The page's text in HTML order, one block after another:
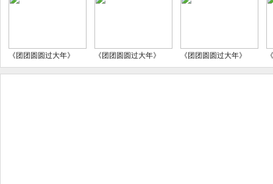
《团团圆圆过大年》 《团团圆圆过大年》 《团团圆圆过大年》